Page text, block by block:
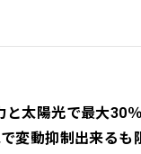
太陽光で最大30
変動抑制出来るも